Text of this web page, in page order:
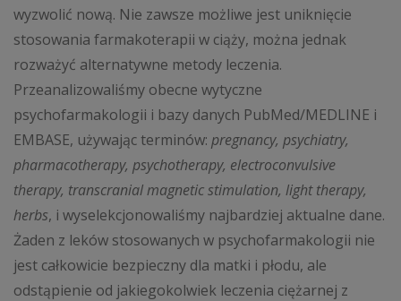
wyzwolić nową. Nie zawsze możliwe jest uniknięcie
stosowania farmakoterapii w ciąży, można jednak
rozważyć alternatywne metody leczenia.
Przeanalizowaliśmy obecne wytyczne
psychofarmakologii i bazy danych PubMed/MEDLINE i
EMBASE, używając terminów: pregnancy, psychiatry,
pharmacotherapy, psychotherapy, electroconvulsive
therapy, transcranial magnetic stimulation, light therapy,
herbs, i wyselekcjonowaliśmy najbardziej aktualne dane.
Żaden z leków stosowanych w psychofarmakologii nie
jest całkowicie bezpieczny dla matki i płodu, ale
odstąpienie od jakiegokolwiek leczenia ciężarnej z